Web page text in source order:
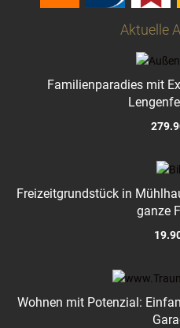
Aktuelle
Familienparadies mit
Freizeitgrundstück in
ganze
Wohnen mit Potenzial: